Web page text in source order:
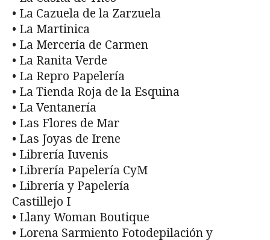
• La Cazuela de la Zarzuela
• La Martinica
• La Mercería de Carmen
• La Ranita Verde
• La Repro Papelería
• La Tienda Roja de la Esquina
• La Ventanería
• Las Flores de Mar
• Las Joyas de Irene
• Librería Iuvenis
• Librería Papelería CyM
• Librería y Papelería
Castillejo I
• Llany Woman Boutique
• Lorena Sarmiento Fotodepilación y